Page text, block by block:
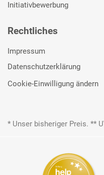
Initiativbewerbung
Rechtliches
Impressum
Datenschutzerklärung
Cookie-Einwilligung ändern
* Unser bisheriger Preis. **